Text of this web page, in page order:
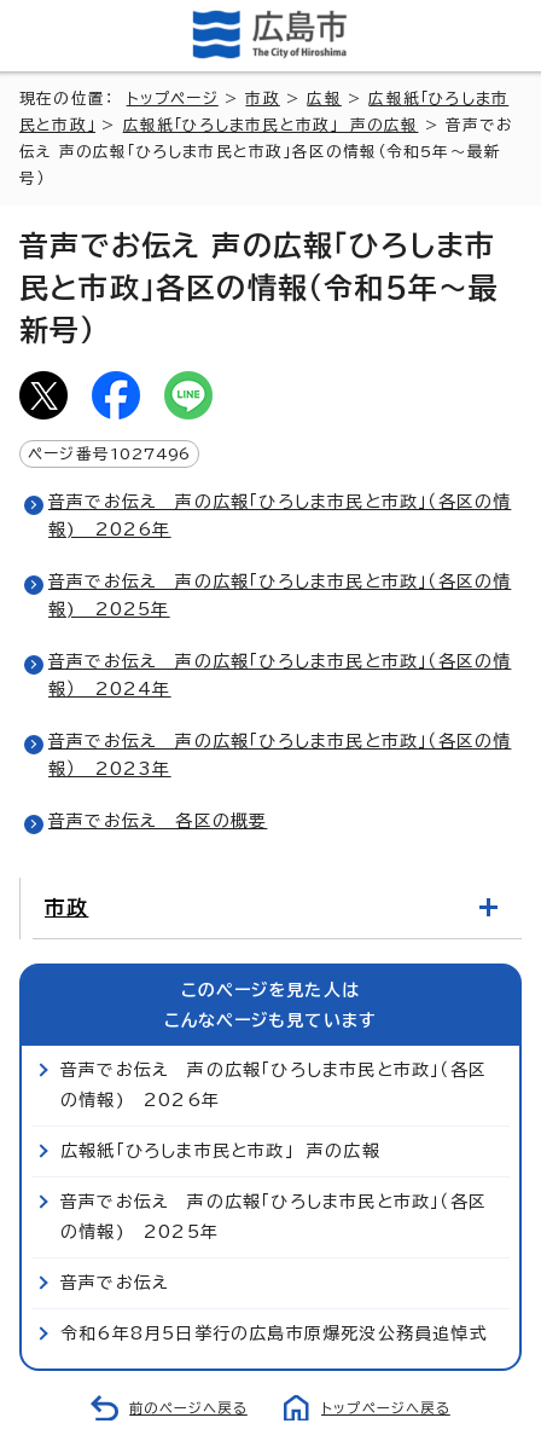
現在の位置： トップページ >市政 >広報 >広報紙「ひろしま市
民と市政」
> 広報紙「ひろしま市民と市政」 声の広報
> 音声でお
伝え 声の広報「ひろしま市民と市政」各区の情報（令和5年～最新
号）
音声でお伝え 声の広報「ひろしま市
民と市政」各区の情報（令和5年～最
新号）
ページ番号 1027496
音声でお伝え 声の広報「ひろしま市民と市政」（各区の情
報) 2026年
音声でお伝え 声の広報「ひろしま市民と市政」（各区の情
報) 2025年
音声でお伝え 声の広報「ひろしま市民と市政」（各区の情
報） 2024年
音声でお伝え 声の広報「ひろしま市民と市政」（各区の情
報） 2023年
音声でお伝え 各区の概要
市政
このページを見た人は
こんなページも見ています
音声でお伝え 声の広報「ひろしま市民と市政」（各区
の情報) 2026年
広報紙「ひろしま市民と市政」 声の広報
音声でお伝え 声の広報「ひろしま市民と市政」（各区
の情報) 2025年
音声でお伝え
令和6年8月5日挙行の広島市原爆死没公務員追悼式
前のページへ戻る トップページへ戻る